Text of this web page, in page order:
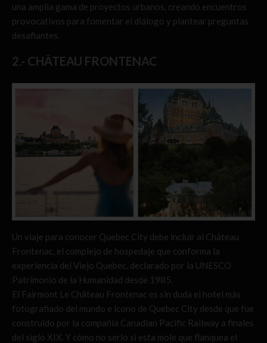
una amplia gama de proyectos urbanos, creando encuentros
provocativos para fomentar el diálogo y plantear preguntas
desafiantes.
2.- CHÂTEAU FRONTENAC
Un viaje para conocer Quebec City debe incluir al Château
Frontenac, el complejo de hospedaje que conforma la
experiencia del Viejo Quebec, declarado por la UNESCO
Patrimonio de la Humanidad desde 1985.
El Fairmont Le Château Frontenac es sin duda el hotel más
fotografiado del mundo e ícono de Quebec City desde que fue
construido por la compañía Canadian Pacific Railway a finales
del siglo XIX. Y cómo no serlo si esta mole que flanquea el